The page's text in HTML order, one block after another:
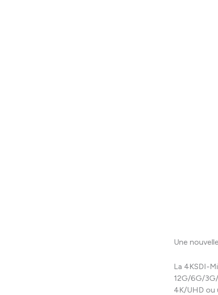
Une
La 4KSDI-
12G/6G/
4K/UHD ou